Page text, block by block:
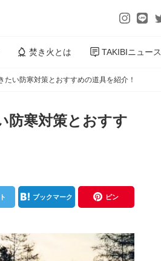
焚き火とは TAKIBIニュース
い防寒対策とおすすめの道具を紹介！
防寒対策とおすす
ブックマーク ピン